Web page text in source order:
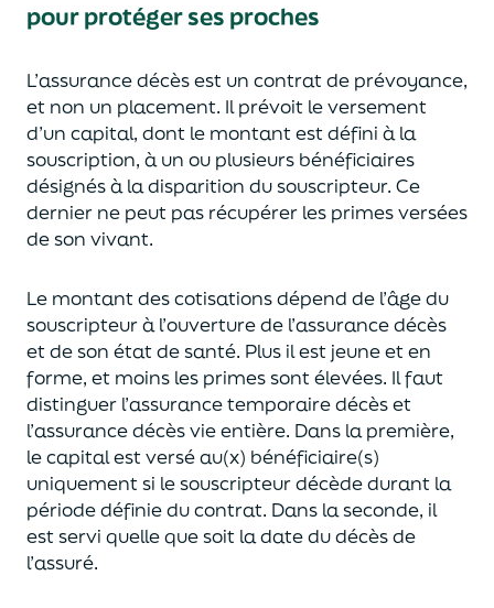
pour protéger ses proches
L’assurance décès est un contrat de prévoyance,
et non un placement. Il prévoit le versement
d’un capital, dont le montant est défini à la
souscription, à un ou plusieurs bénéficiaires
désignés à la disparition du souscripteur. Ce
dernier ne peut pas récupérer les primes versées
de son vivant.
Le montant des cotisations dépend de l’âgedu
souscripteur à l’ouverture de l’assurance décès
et de son état de santé. Plus il est jeuneet en
forme, et moins les primes sont élevées. Il faut
distinguer l’assurance temporaire décès et
l’assurancedécèsvie entière. Dans la première,
le capital estversé au(x) bénéficiaire(s)
uniquementsi le souscripteur décède durant la
période définie du contrat. Dans la seconde, il
est servi quelle que soit la date du décès de
l’assuré.